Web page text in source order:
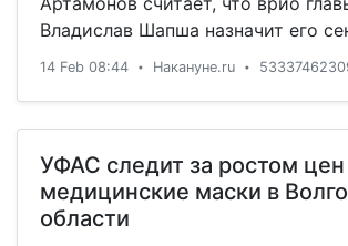
Владислав Шапша назначит его
исполнительной власти. Якобы,
14 Feb 08:44 • Накануне.ru •
УФАС следит за ростом цен
медицинские маски в
области